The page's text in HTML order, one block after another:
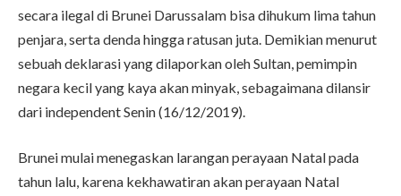
secara ilegal di Brunei Darussalam bisa dihukum lima tahun
penjara, serta denda hingga ratusan juta. Demikian menurut
sebuah deklarasi yang dilaporkan oleh Sultan, pemimpin
negara kecil yang kaya akan minyak, sebagaimana dilansir
dari independent Senin (16/12/2019).
Brunei mulai menegaskan larangan perayaan Natal pada
tahun lalu, karena kekhawatiran akan perayaan Natal